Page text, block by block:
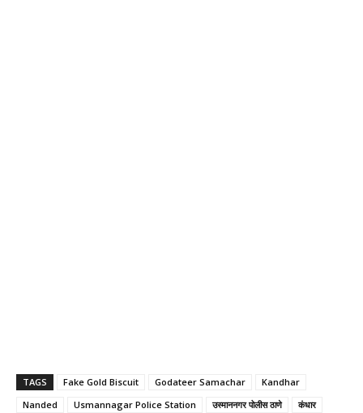
TAGS Fake Gold Biscuit Godateer Samachar
Kandhar
Nanded
Usmannagar Police Station उस्माननगर पोलीस ठाणे
कंधार